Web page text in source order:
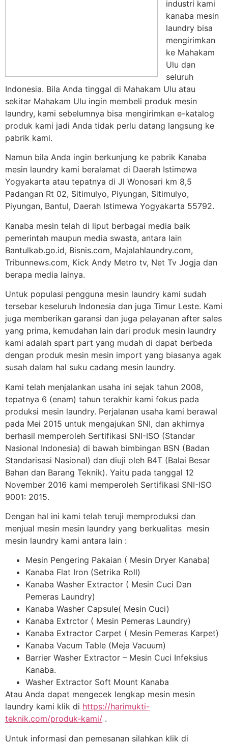
industri kami
kanaba mesin
laundry bisa
mengirimkan
ke Mahakam
Ulu dan
seluruh
Indonesia. Bila Anda tinggal di Mahakam Ulu atau
sekitar Mahakam Ulu ingin membeli produk mesin
laundry, kami sebelumnya bisa mengirimkan e-katalog
produk kami jadi Anda tidak perlu datang langsung ke
pabrik kami.
Namun bila Anda ingin berkunjung ke pabrik Kanaba
mesin laundry kami beralamat di Daerah Istimewa
Yogyakarta atau tepatnya di Jl Wonosari km 8,5
Padangan Rt 02, Sitimulyo, Piyungan, Sitimulyo,
Piyungan, Bantul, Daerah Istimewa Yogyakarta 55792.
Kanaba mesin telah di liput berbagai media baik
pemerintah maupun media swasta, antara lain
Bantulkab.go.id, Bisnis.com, Majalahlaundry.com,
Tribunnews.com, Kick Andy Metro tv, Net Tv Jogja dan
berapa media lainya.
Untuk populasi pengguna mesin laundry kami sudah
tersebar keseluruh Indonesia dan juga Timur Leste. Kami
juga memberikan garansi dan juga pelayanan after sales
yang prima, kemudahan lain dari produk mesin laundry
kami adalah spart part yang mudah di dapat berbeda
dengan produk mesin mesin import yang biasanya agak
susah dalam hal suku cadang mesin laundry.
Kami telah menjalankan usaha ini sejak tahun 2008,
tepatnya 6 (enam) tahun terakhir kami fokus pada
produksi mesin laundry. Perjalanan usaha kami berawal
pada Mei 2015 untuk mengajukan SNI, dan akhirnya
berhasil memperoleh Sertifikasi SNI-ISO (Standar
Nasional Indonesia) di bawah bimbingan BSN (Badan
Standarisasi Nasional) dan diuji oleh B4T (Balai Besar
Bahan dan Barang Teknik). Yaitu pada tanggal 12
November 2016 kami memperoleh Sertifikasi SNI-ISO
9001: 2015.
Dengan hal ini kami telah teruji memproduksi dan
menjual mesin mesin laundry yang berkualitas mesin
mesin laundry kami antara lain :
Mesin Pengering Pakaian ( Mesin Dryer Kanaba)
Kanaba Flat Iron (Setrika Roll)
Kanaba Washer Extractor ( Mesin Cuci Dan
Pemeras Laundry)
Kanaba Washer Capsule( Mesin Cuci)
Kanaba Extrctor ( Mesin Pemeras Laundry)
Kanaba Extractor Carpet ( Mesin Pemeras Karpet)
Kanaba Vacum Table (Meja Vacuum)
Barrier Washer Extractor – Mesin Cuci Infeksius
Kanaba.
Washer Extractor Soft Mount Kanaba
Atau Anda dapat mengecek lengkap mesin mesin
laundry kami klik di https://harimukti-
teknik.com/produk-kami/ .
Untuk informasi dan pemesanan silahkan klik di